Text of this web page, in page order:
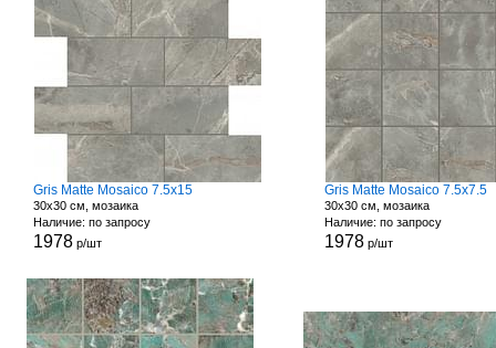
Gris Matte Mosaico 7.5x15
30x30 см, мозаика
Наличие: по запросу
1978 р/шт
Gris Matte Mosaico 7.5x7.5
30x30 см, мозаика
Наличие: по запросу
1978 р/шт